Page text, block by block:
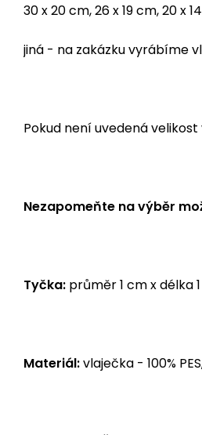
30 x 20 cm, 26 x 19 cm, 20
jiná - na zakázku vyrábíme
Pokud není uvedená
Nezapomeňte na výběr
Tyčka: průměr 1 cm x délka
Materiál:vlaječka - 100%